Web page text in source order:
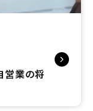
営業の将